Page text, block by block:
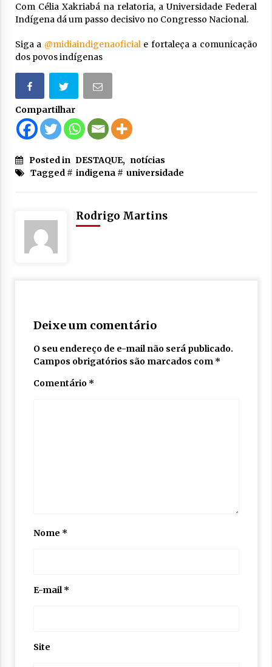
Com Célia Xakriabá na relatoria, a Universidade Federal
Indígena dá um passo decisivo no Congresso Nacional.
Siga a @midiaindigenaoficiale fortaleça a comunicação
dos povos indígenas
Compartilhar
Posted in DESTAQUE, notícias
Tagged # indigena# universidade
Rodrigo Martins
Deixe um comentário
O seu endereço de e-mail não será publicado.
Campos obrigatórios são marcados com *
Comentário *
Nome *
E-mail*
Site